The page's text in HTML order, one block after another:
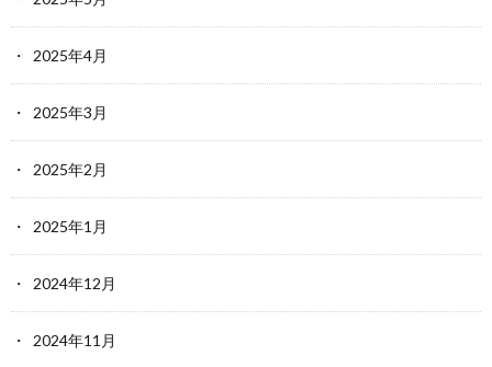
2025年4月
2025年3月
2025年2月
2025年1月
2024年12月
2024年11月